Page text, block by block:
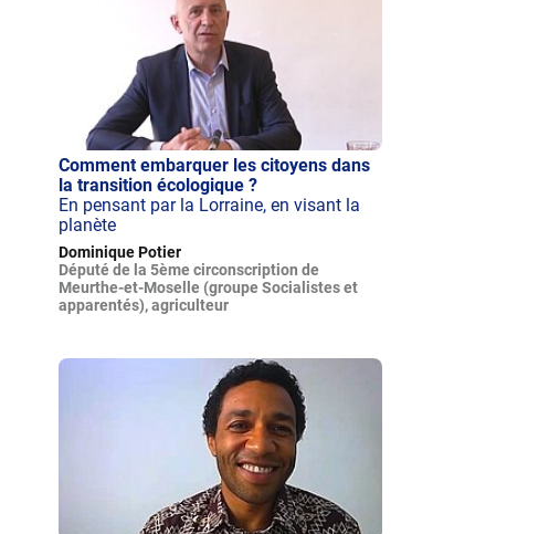
Comment embarquer les citoyens dans
la transition écologique ?
En pensant par la Lorraine, en visant la
planète
Dominique Potier
Député de la 5ème circonscription de
Meurthe-et-Moselle (groupe Socialistes et
apparentés), agriculteur